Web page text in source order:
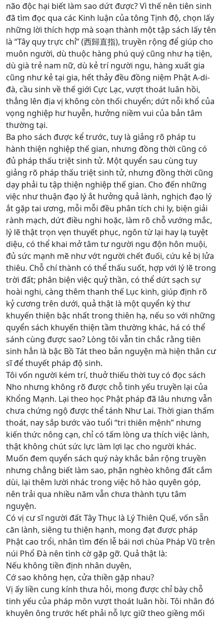
não độc hại biết làm sao dứt được? Vì thế nên tiên sinh
đã tìm đọc qua các Kinh luận của tông Tịnh độ, chọn lấy
những lời thích hợp mà soạn thành một tập sách lấy tên
là “Tây quy trực chỉ” (西歸直指), truyền rộng để giúp cho
muôn người, dù thuộc hàng phú quý cũng như hạ tiện,
dù già trẻ nam nữ, dù kẻ trí người ngu, hàng xuất gia
cũng như kẻ tại gia, hết thảy đều đồng niệm Phật A-di-
đà, cầu sinh về thế giới Cực Lạc, vượt thoát luân hồi,
thẳng lên địa vị không còn thối chuyển; dứt nỗi khổ của
vọng nghiệp hư huyễn, hưởng niềm vui của bản tâm
thường tại.
Ba pho sách được kể trước, tuy là giảng rõ pháp tu
hành thiện nghiệp thế gian, nhưng đồng thời cũng có
đủ pháp thấu triệt sinh tử. Một quyển sau cùng tuy
giảng rõ pháp thấu triệt sinh tử, nhưng đồng thời cũng
dạy phải tu tập thiện nghiệp thế gian. Cho đến những
việc như thuận đạo lý ắt hưởng quả lành, nghịch đạo lý
ắt gặp tai ương, mỗi mỗi đều phân tích chi ly, biện giải
rành mạch, dứt điều nghi hoặc, làm rõ chỗ vướng mắc,
lý lẽ thật trọn vẹn thuyết phục, ngôn từ lại hay lạ tuyệt
diệu, có thể khai mở tâm tư người ngu độn hôn muội,
đủ sức mạnh mẽ như vớt người chết đuối, cứu kẻ bị lửa
thiêu. Chỗ chí thành có thể thấu suốt, hợp với lý lẽ trong
trời đất; phân biện việc quỷ thần, có thể dứt sạch sự
hoài nghi, càng thêm thanh thế Lục kinh, giúp định rõ
kỷ cương trên dưới, quả thật là một quyển kỳ thư
khuyến thiện bậc nhất trong thiên hạ, nếu so với những
quyển sách khuyến thiện tầm thường khác, há có thể
sánh cùng được sao? Lòng tôi vẫn tin chắc rằng tiên
sinh hẳn là bậc Bồ Tát theo bản nguyện mà hiện thân cư
sĩ để thuyết pháp độ sinh.
Tôi vốn người kém trí, thuở thiếu thời tuy có đọc sách
Nho nhưng không rõ được chỗ tinh yếu truyền lại của
Khổng Mạnh. Lại theo học Phật pháp đã lâu nhưng vẫn
chưa chứng ngộ được thể tánh Như Lai. Thời gian thấm
thoát, nay sắp bước vào tuổi “tri thiên mệnh” nhưng
kiến thức nông cạn, chỉ có tấm lòng ưa thích việc lành,
thật không chút sức lực làm lợi lạc cho người khác.
Muốn đem quyển sách quý này khắc bản rộng truyền
nhưng chẳng biết làm sao, phận nghèo không đất cắm
dùi, lại thêm lười nhác trong việc hô hào quyên góp,
nên trải qua nhiều năm vẫn chưa thành tựu tâm
nguyện.
Có vị cư sĩ người đất Tây Thục là Lý Thiên Quế, vốn sẵn
căn lành, siêng tu thiện hạnh, mong đạt được pháp
Phật cao trổi, nhân tìm đến lễ bái nơi chùa Pháp Vũ trên
núi Phổ Đà nên tình cờ gặp gỡ. Quả thật là:
Nếu không tiền định nhân duyên,
Cớ sao không hẹn, cửa thiền gặp nhau?
Vị ấy liền cung kính thưa hỏi, mong được chỉ bày chỗ
tinh yếu của pháp môn vượt thoát luân hồi. Tôi nhân đó
khuyên ông trước hết phải nỗ lực giữ theo giềng mối